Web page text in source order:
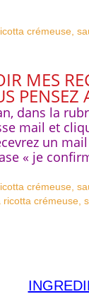
MES
dans la
mail et
un